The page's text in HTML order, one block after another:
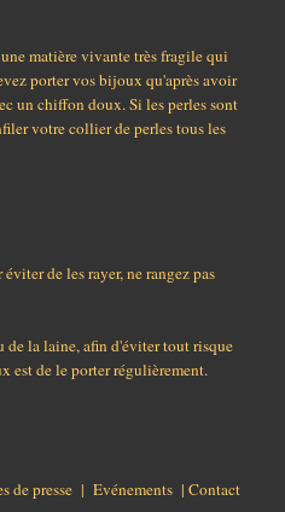
matière vivante très fragile qui
porter vos bijoux qu'après avoir
un chiffon doux. Si les perles sont
votre collier de perles tous les
de les rayer, ne rangez pas
de la laine, afin d'éviter tout risque
est de le porter régulièrement.
de presse| Evénements| Contact